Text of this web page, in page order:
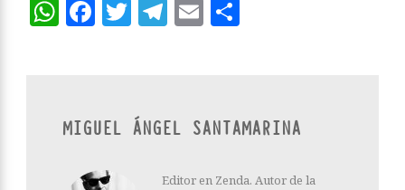
WhatsApp
Facebook
Twitter
Telegram
Email
MIGUEL ÁNGEL SANTAMARINA
Editor en Zenda. Autor de la